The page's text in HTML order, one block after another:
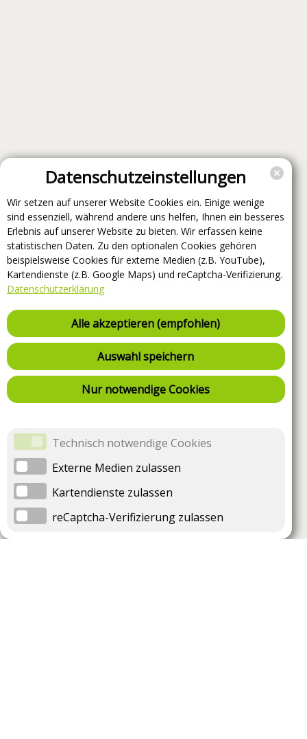
Datenschutzeinstellungen
Wir setzen auf unserer Website Cookies ein. Einige wenige
sind essenziell, während andere uns helfen, Ihnen ein besseres
Erlebnis auf unserer Website zu bieten. Wir erfassen keine
statistischen Daten. Zu den optionalen Cookies gehören
beispielsweise Cookies für externe Medien (z.B. YouTube),
Kartendienste (z.B. Google Maps) und reCaptcha-Verifizierung.
Datenschutzerklärung
Alle akzeptieren (empfohlen)
Auswahl speichern
Nur notwendige Cookies
Technisch notwendige Cookies
Externe Medien zulassen
Kartendienste zulassen
reCaptcha-Verifizierung zulassen